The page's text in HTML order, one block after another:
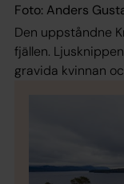
Foto: Anders
Den uppståndne
fjällen.
gravida kvinnan